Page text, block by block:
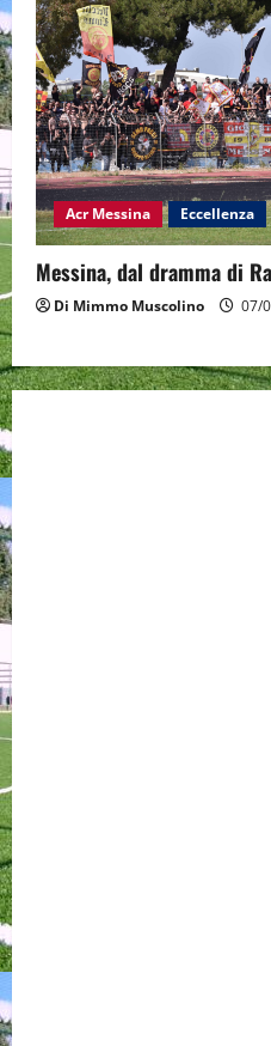
Acr Messina Eccellenza
Messina, dal dramma di
Di Mimmo Muscolino 07/